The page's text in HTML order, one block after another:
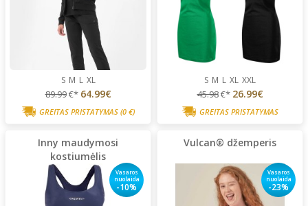
S M L XL
89.99€* 64.99€
GREITAS PRISTATYMAS (0 €)
S M L XL XXL
45.98€* 26.99€
GREITAS PRISTATYMAS
Inny maudymosi
kostiumėlis
Vasaros
nuolaida
-10%
Vulcan® džemperis
Vasaros
nuolaida
-23%